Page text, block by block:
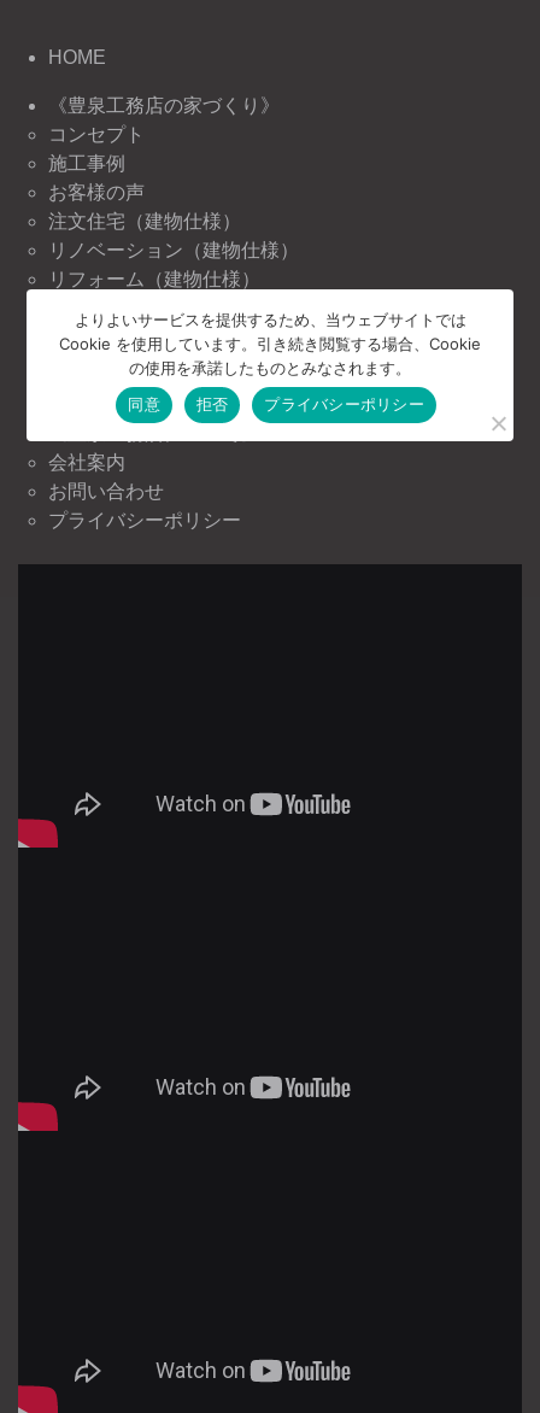
HOME
《豊泉工務店の家づくり》
コンセプト
施工事例
お客様の声
注文住宅（建物仕様）
リノベーション（建物仕様）
リフォーム（建物仕様）
《豊泉工務店の情報》
ニュース＆トピックス
イベント情報
会社案内
お問い合わせ
プライバシーポリシー
よりよいサービスを提供するため、当ウェブサイトでは
Cookie を使用しています。引き続き閲覧する場合、Cookie
の使用を承諾したものとみなされます。
同意
拒否 プライバシーポリシー